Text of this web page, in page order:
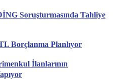
Soruşturmasında Tahliye
Borçlanma Planlıyor
İlanlarının